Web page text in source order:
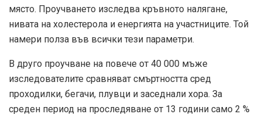
място. Проучването изследва кръвното налягане,
нивата на холестерола и енергията на участниците. Той
намери полза във всички тези параметри.
В друго проучване на повече от 40 000 мъже
изследователите сравняват смъртността сред
проходилки, бегачи, плувци и заседнали хора. За
среден период на проследяване от 13 години само 2 %